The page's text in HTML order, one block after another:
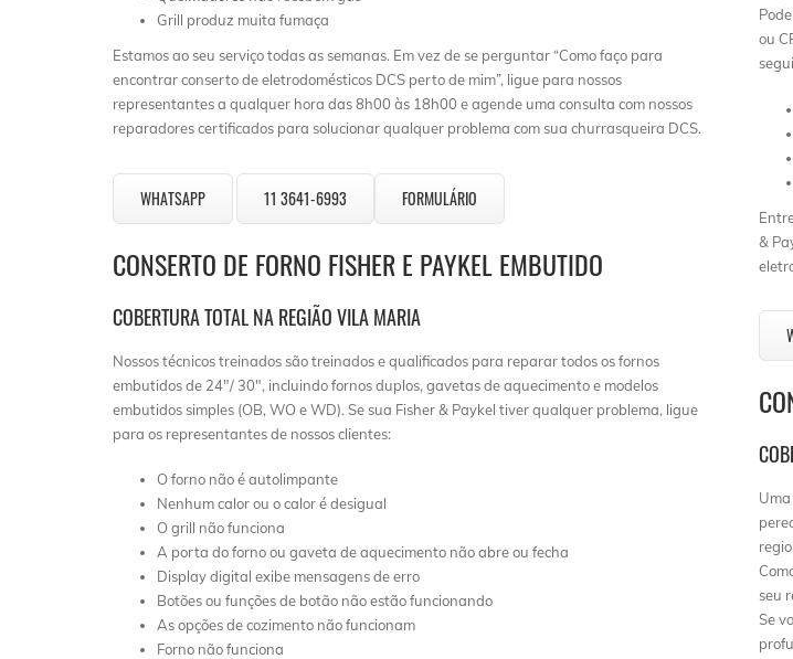
Grill produz muita fumaça
Estamos ao seu serviço todas as semanas. Em vez de se perguntar “Como faço para
encontrar conserto de eletrodomésticos DCS perto de mim”, ligue para nossos
representantes a qualquer hora das 8h00 às 18h00 e agende uma consulta com nossos
reparadores certificados para solucionar qualquer problema com sua churrasqueira DCS.
WHATSAPP 11 3641-6993 FORMULÁRIO
CONSERTO DE FORNO FISHER E PAYKEL EMBUTIDO
COBERTURA TOTAL NA REGIÃO VILA MARIA
Nossos técnicos treinados são treinados e qualificados para reparar todos os fornos
embutidos de 24″/ 30″, incluindo fornos duplos, gavetas de aquecimento e modelos
embutidos simples (OB, WO e WD). Se sua Fisher & Paykel tiver qualquer problema, ligue
para os representantes de nossos clientes:
O forno não é autolimpante
Nenhum calor ou o calor é desigual
O grill não funciona
A porta do forno ou gaveta de aquecimento não abre ou fecha
Display digital exibe mensagens de erro
Botões ou funções de botão não estão funcionando
As opções de cozimento não funcionam
Forno não funciona
ou
&
seu
Se